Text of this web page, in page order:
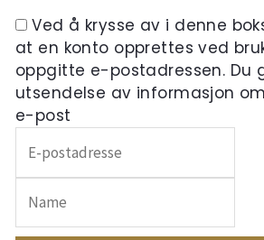
Ved å krysse av i denne
at en konto opprettes ved
oppgitte e-postadressen. Du
utsendelse av informasjon
e-post
inn
e-
postadressen
din